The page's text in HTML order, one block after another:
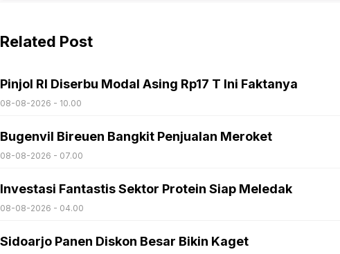
Related Post
Pinjol RI Diserbu Modal Asing Rp17 T Ini Faktanya
08-08-2026 - 10.00
Bugenvil Bireuen Bangkit Penjualan Meroket
08-08-2026 - 07.00
Investasi Fantastis Sektor Protein Siap Meledak
08-08-2026 - 04.00
Sidoarjo Panen Diskon Besar Bikin Kaget